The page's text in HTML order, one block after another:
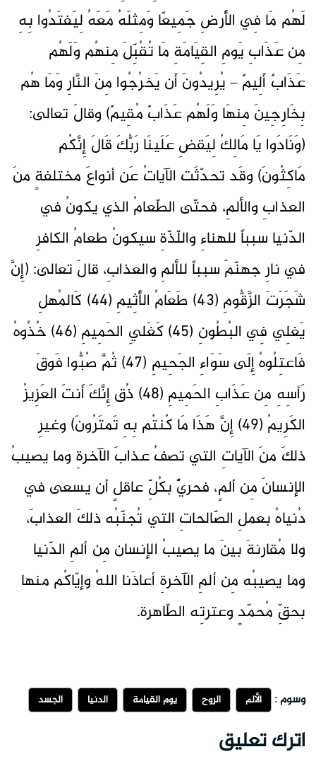
لَهُم مَا فِي الأَرضِ جَمِيعًا وَمِثلَهُ مَعَهُ لِيَفتَدُوا بِهِ
مِن عَذَابِ يَومِ القِيَامَةِ مَا تُقُبِّلَ مِنهُم وَلَهُم
عَذَابٌ أَلِيمٌ – يُرِيدُونَ أَن يَخرُجُوا مِنَ النَّارِ وَمَا هُم
بِخَارِجِينَ مِنهَا وَلَهُم عَذَابٌ مُقِيمٌ) وقالَ تعالى:
(وَنَادَوا يَا مَالِكُ لِيَقضِ عَلَينَا رَبُّكَ قَالَ إِنَّكُم
مَاكِثُونَ) وقَد تحدّثَت الآياتُ عَن أنواعَ مختلفةٍ منَ
العذابِ والألمِ، فحتّى الطّعامُ الذي يكونُ في
الدّنيا سبباً للهناءِ واللّذّةِ سيكونُ طعامُ الكافرِ
في نارِ جهنّمَ سبباً للألمِ والعذابِ، قالَ تعالى: (إِنَّ
شَجَرَتَ الزَّقُّومِ (43) طَعَامُ الأَثِيمِ (44) كَالمُهلِ
يَغلِي فِي البُطُونِ (45) كَغَليِ الحَمِيمِ (46) خُذُوهُ
فَاعتِلُوهُ إِلَى سَوَاءِ الجَحِيمِ (47) ثُمَّ صُبُّوا فَوقَ
رَأسِهِ مِن عَذَابِ الحَمِيمِ (48) ذُق إِنَّكَ أَنتَ العَزِيزُ
الكَرِيمُ (49) إِنَّ هَذَا مَا كُنتُم بِهِ تَمتَرُونَ) وغيرِ
ذلكَ منَ الآياتِ التي تصفُ عذابَ الآخرةِ وما يصيبُ
الإنسانَ مِن ألمٍ، فحريٌّ بكُلِّ عاقلٍ أن يسعى في
دُنياهُ بعملِ الصّالحاتِ التي تُجنّبُه ذلكَ العذابَ،
ولا مُقارنةَ بينَ ما يصيبُ الإنسان مِن ألمِ الدّنيا
وما يصيبُه مِن ألمِ الآخرةِ أعاذَنا اللهُ وإيّاكُم منها
بحقِّ مُحمّدٍ وعترتِه الطّاهرة.
وسوم : الألم الروح يوم القيامة الدنيا الجسد
اترك تعليق